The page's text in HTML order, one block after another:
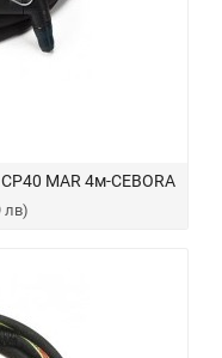
MAR 4м-CEBORA
лв)